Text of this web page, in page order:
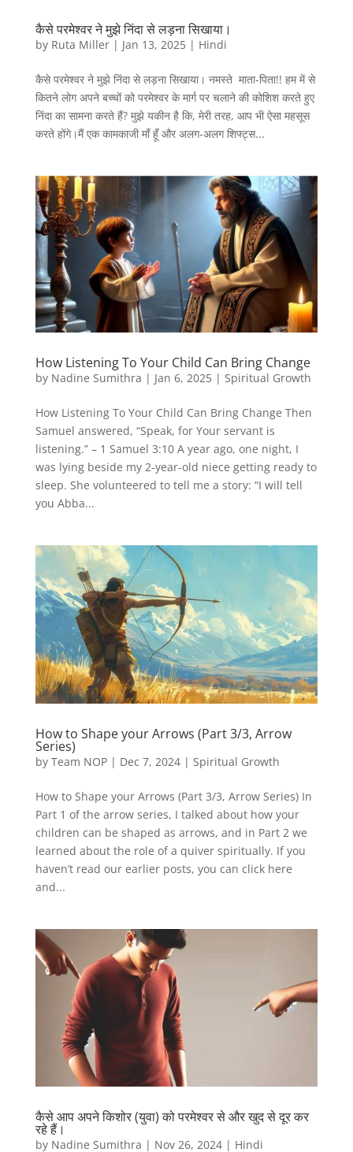
कैसे परमेश्वर ने मुझे निंदा से लड़ना सिखाया।
by Ruta Miller| Jan 13, 2025| Hindi
कैसे परमेश्वर ने मुझे निंदा से लड़ना सिखाया। नमस्ते माता-पिता!! हम में से
कितने लोग अपने बच्चों को परमेश्वर के मार्ग पर चलाने की कोशिश करते हुए
निंदा का सामना करते हैं? मुझे यकीन है कि, मेरी तरह, आप भी ऐसा महसूस
करते होंगे।मैं एक कामकाजी माँ हूँ और अलग-अलग शिफ्ट्स...
How Listening To Your Child Can Bring Change
by Nadine Sumithra | Jan 6, 2025| Spiritual Growth
How Listening To Your Child Can Bring Change Then
Samuel answered, “Speak, for Your servant is
listening.” – 1 Samuel 3:10 A year ago, one night, I
was lying beside my 2-year-old niece getting ready to
sleep. She volunteered to tell me a story: “I will tell
you Abba...
How to Shape your Arrows (Part 3/3, Arrow
Series)
by Team NOP| Dec 7, 2024| Spiritual Growth
How to Shape your Arrows (Part 3/3, Arrow Series) In
Part 1 of the arrow series, I talked about how your
children can be shaped as arrows, and in Part 2 we
learned about the role of a quiver spiritually. If you
haven’t read our earlier posts, you can click here
and...
कैसे आप अपने किशोर (युवा) को परमेश्वर से और खुद से दूर कर
रहे हैं।
by Nadine Sumithra | Nov 26, 2024| Hindi